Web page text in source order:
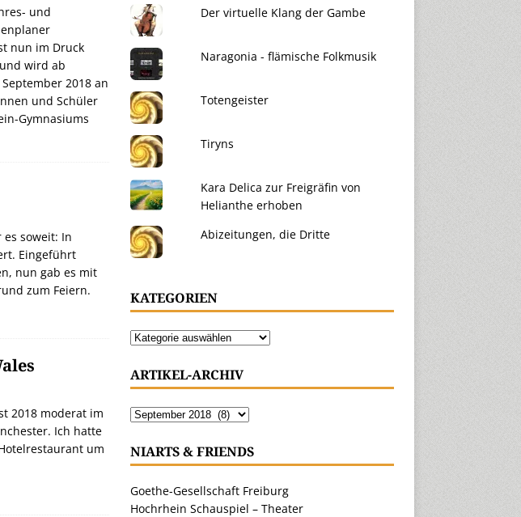
und
nun im Druck
wird ab
2018 an
und Schüler
Gymnasiums
es soweit: In
Eingeführt
nun gab es mit
zum Feiern.
2018 moderat im
Ich hatte
um
Der virtuelle Klang der Gambe
Naragonia - flämische Folkmusik
Totengeister
Tiryns
Kara Delica zur Freigräfin von
Helianthe erhoben
Abizeitungen, die Dritte
KATEGORIEN
ARTIKEL-ARCHIV
NIARTS & FRIENDS
Goethe-Gesellschaft Freiburg
Hochrhein Schauspiel – Theater